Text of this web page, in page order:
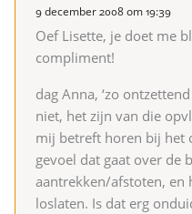
9 december 2008 om 19:39
Oef Lisette, je doet me
compliment!
dag Anna, ‘zo
niet, het zijn van die
mij betreft horen bij het
gevoel dat gaat over de
aantrekken/afstoten, en
loslaten. Is dat erg